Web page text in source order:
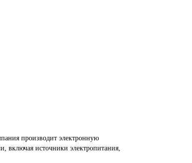
производит электронную
включая источники электропитания,